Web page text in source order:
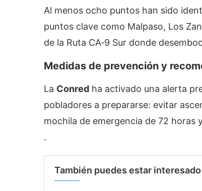
Al menos ocho puntos han sido
puntos clave como Malpaso, Los
de la Ruta CA‑9 Sur donde
Medidas de prevención y
La Conred ha activado una alerta
pobladores a prepararse: evitar
mochila de emergencia de 72 horas
.
También puedes estar interesado